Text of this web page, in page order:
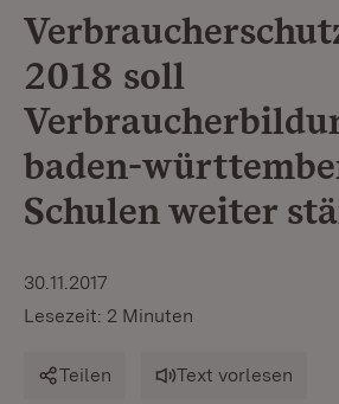
2018 soll
baden-
Schulen weiter
30.11.2017
Lesezeit: 2 Minuten
Teilen Text vorlesen